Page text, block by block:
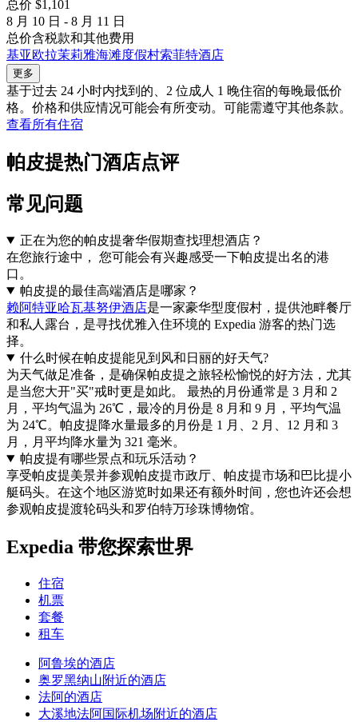
总价 $1,101
8 月 10 日 - 8 月 11 日
总价含税款和其他费用
基亚欧拉茉莉雅海滩度假村索菲特酒店
更多
基于过去 24 小时内找到的、2 位成人 1 晚住宿的每晚最低价
格。价格和供应情况可能会有所变动。可能需遵守其他条款。
查看所有住宿
帕皮提热门酒店点评
常见问题
正在为您的帕皮提奢华假期查找理想酒店？
在您旅行途中， 您可能会有兴趣感受一下帕皮提出名的港
口。
帕皮提的最佳高端酒店是哪家？
赖阿特亚哈瓦基努伊酒店是一家豪华型度假村，提供池畔餐厅
和私人露台，是寻找优雅入住环境的 Expedia 游客的热门选
择。
什么时候在帕皮提能见到风和日丽的好天气?
为天气做足准备，是确保帕皮提之旅轻松愉悦的好方法，尤其
是当您大开"买"戒时更是如此。 最热的月份通常是 3 月和 2
月，平均气温为 26℃，最冷的月份是 8 月和 9 月，平均气温
为 24℃。帕皮提降水量最多的月份是 1 月、2 月、12 月和 3
月，月平均降水量为 321 毫米。
帕皮提有哪些景点和玩乐活动？
享受帕皮提美景并参观帕皮提市政厅、帕皮提市场和巴比提小
艇码头。在这个地区游览时如果还有额外时间，您也许还会想
参观帕皮提渡轮码头和罗伯特万珍珠博物馆。
Expedia 带您探索世界
住宿
机票
套餐
租车
阿鲁埃的酒店
奥罗黑纳山附近的酒店
法阿的酒店
大溪地法阿国际机场附近的酒店